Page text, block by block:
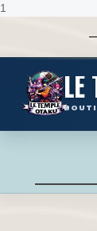
1
LE